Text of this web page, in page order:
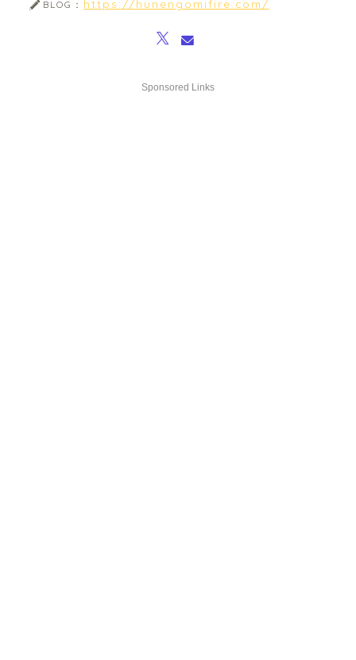
BLOG： https://hunengomifire.com/
Sponsored Links